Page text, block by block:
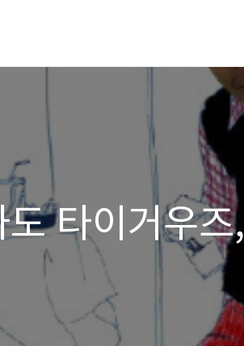
타이거우즈,